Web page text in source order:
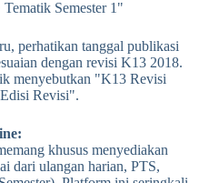
Semester 1"
perhatikan tanggal publikasi
dengan revisi K13 2018.
menyebutkan "K13 Revisi
Revisi".
khusus menyediakan
dari ulangan harian, PTS,